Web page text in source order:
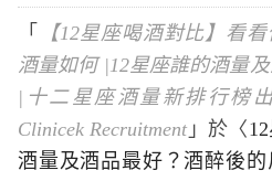
「
【12星座喝酒對比】看
酒量如何 |12星座誰的酒量
|十二星座酒量新排行榜
Clinicek Recruitment 」於〈
酒量及酒品最好？酒醉後的